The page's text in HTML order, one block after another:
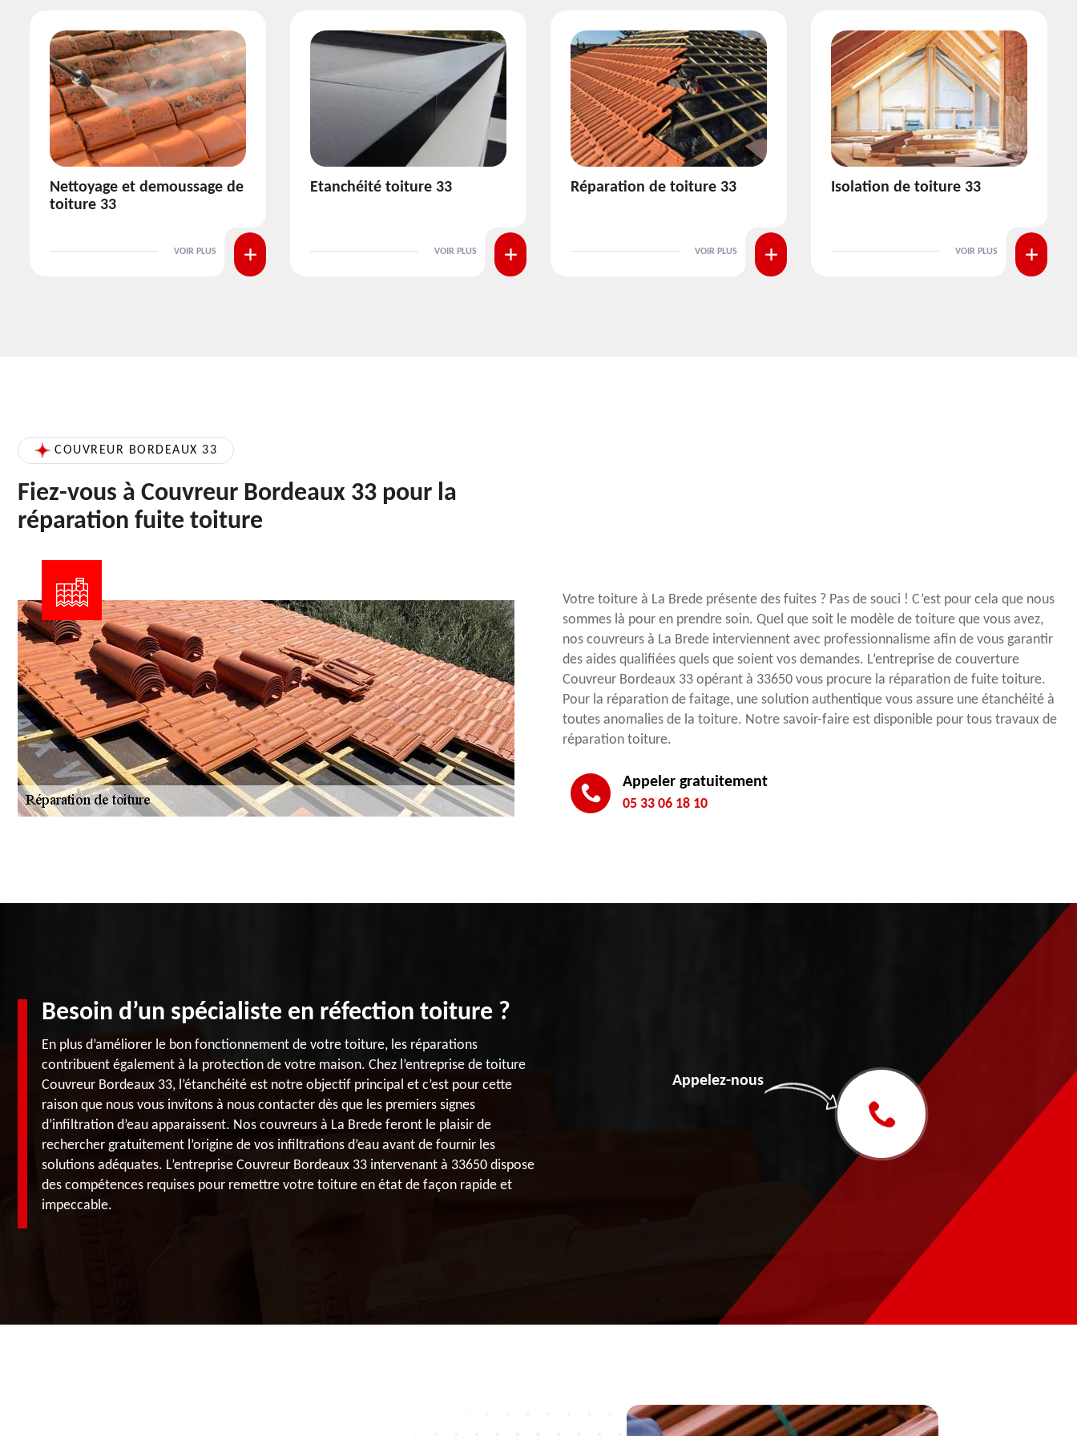
Etanchéité toiture 33
VOIR PLUS
Réparation de toiture 33
VOIR PLUS
Isolation de toiture 33
VOIR PLUS
Pose et nettoyage de
VOIR PLUS
COUVREUR BORDEAUX 33
Fiez-vous à Couvreur Bordeaux 33 pour la
réparation fuite toiture
Votre toiture à La Brede présente des fuites ? Pas de souci ! C’est pour cela que nous
sommes là pour en prendre soin. Quel que soit le modèle de toiture que vous avez,
nos couvreurs à La Brede interviennent avec professionnalisme afin de vous garantir
des aides qualifiées quels que soient vos demandes. L’entreprise de couverture
Couvreur Bordeaux 33 opérant à 33650 vous procure la réparation de fuite toiture.
Pour la réparation de faitage, une solution authentique vous assure une étanchéité à
toutes anomalies de la toiture. Notre savoir-faire est disponible pour tous travaux de
réparation toiture.
Appeler gratuitement
05 33 06 18 10
Besoin d’un spécialiste en réfection toiture ?
En plus d’améliorer le bon fonctionnement de votre toiture, les réparations
contribuent également à la protection de votre maison. Chez l’entreprise de toiture
Couvreur Bordeaux 33, l’étanchéité est notre objectif principal et c’est pour cette
raison que nous vous invitons à nous contacter dès que les premiers signes
d’infiltration d’eau apparaissent. Nos couvreurs à La Brede feront le plaisir de
rechercher gratuitement l’origine de vos infiltrations d’eau avant de fournir les
solutions adéquates. L’entreprise Couvreur Bordeaux 33 intervenant à 33650 dispose
des compétences requises pour remettre votre toiture en état de façon rapide et
impeccable.
Appelez-nous